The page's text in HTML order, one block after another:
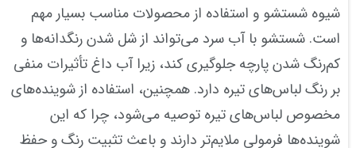
شیوه شستشو و استفاده از محصولات مناسب بسیار مهم
است. شستشو با آب سرد می‌تواند از شل شدن رنگدانه‌ها و
کم‌رنگ شدن پارچه جلوگیری کند، زیرا آب داغ تأثیرات منفی
بر رنگ لباس‌های تیره دارد. همچنین، استفاده از شوینده‌های
مخصوص لباس‌های تیره توصیه می‌شود، چرا که این
شوینده‌ها فرمولی ملایم‌تر دارند و باعث تثبیت رنگ و حفظ